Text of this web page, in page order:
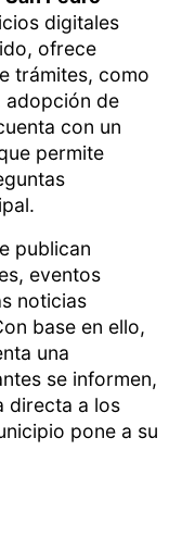
digitales
ofrece
trámites, como
adopción de
con un
permite
publican
eventos
noticias
base en ello,
una
se informen,
directa a los
pone a su